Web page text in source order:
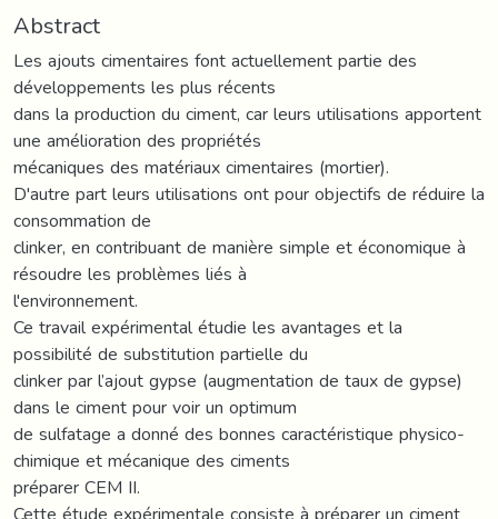
Abstract
Les ajouts cimentaires font actuellement partie des
développements les plus récents
dans la production du ciment, car leurs utilisations apportent
une amélioration des propriétés
mécaniques des matériaux cimentaires (mortier).
D'autre part leurs utilisations ont pour objectifs de réduire la
consommation de
clinker, en contribuant de manière simple et économique à
résoudre les problèmes liés à
l'environnement.
Ce travail expérimental étudie les avantages et la
possibilité de substitution partielle du
clinker par l’ajout gypse (augmentation de taux de gypse)
dans le ciment pour voir un optimum
de sulfatage a donné des bonnes caractéristique physico-
chimique et mécanique des ciments
préparer CEM II.